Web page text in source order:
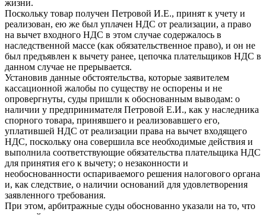
жизни.
Поскольку товар получен Петровой И.Е., принят к учету и
реализован, ею же был уплачен НДС от реализации, а право
на вычет входного НДС в этом случае содержалось в
наследственной массе (как обязательственное право), и он не
был предъявлен к вычету ранее, цепочка плательщиков НДС в
данном случае не прерывается.
Установив данные обстоятельства, которые заявителем
кассационной жалобы по существу не оспорены и не
опровергнуты, суды пришли к обоснованным выводам: о
наличии у предпринимателя Петровой Е.И., как у наследника
спорного товара, принявшего и реализовавшего его,
уплатившей НДС от реализации права на вычет входящего
НДС, поскольку она совершила все необходимые действия и
выполнила соответствующие обязательства плательщика НДС
для принятия его к вычету; о незаконности и
необоснованности оспариваемого решения налогового органа
и, как следствие, о наличии оснований для удовлетворения
заявленного требования.
При этом, арбитражные суды обоснованно указали на то, что